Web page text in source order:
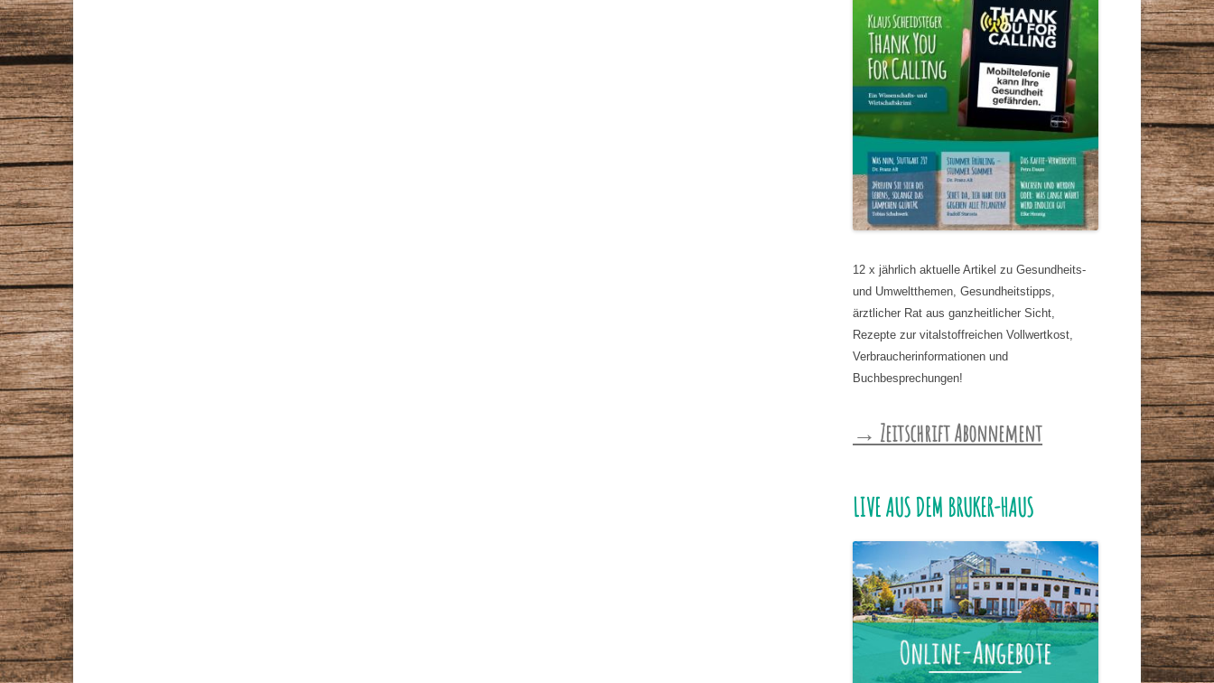
12 x jährlich aktuelle Artikel zu Gesundheits-
und Umweltthemen, Gesundheitstipps,
ärztlicher Rat aus ganzheitlicher Sicht,
Rezepte zur vitalstoffreichen Vollwertkost,
Verbraucherinformationen und
Buchbesprechungen!
→ Zeitschrift Abonnement
LIVE AUS DEM BRUKER-HAUS